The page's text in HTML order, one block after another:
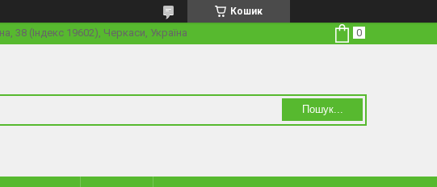
Кошик
38 (Індекс 19602), Черкаси, Україна
Пошук...